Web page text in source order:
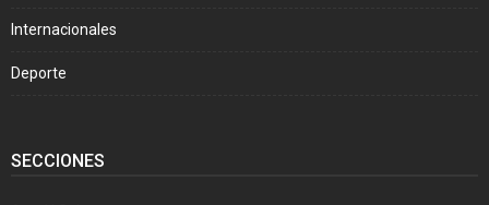
Internacionales
Deporte
SECCIONES